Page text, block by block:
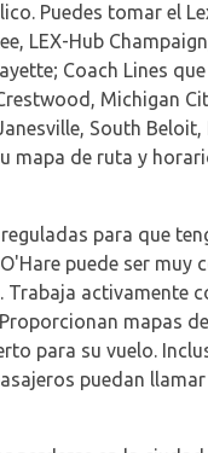
Puedes tomar el
LEX-Hub
Coach Lines
Michigan
South
mapa de ruta y
para que
puede ser muy
activamente
mapas
para su vuelo.
puedan